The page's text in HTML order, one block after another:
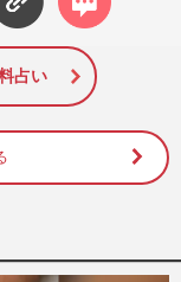
ト
占い